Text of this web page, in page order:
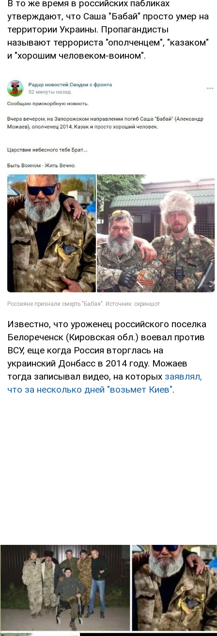
В то же время в российских пабликах
утверждают, что Саша "Бабай" просто умер на
территории Украины. Пропагандисты
называют террориста "ополченцем", "казаком"
и "хорошим человеком-воином".
Известно, что уроженец российского поселка
Белореченск (Кировская обл.) воевал против
ВСУ, еще когда Россия вторглась на
украинский Донбасс в 2014 году. Можаев
тогда записывал видео, на которых заявлял,
что за несколько дней "возьмет Киев".